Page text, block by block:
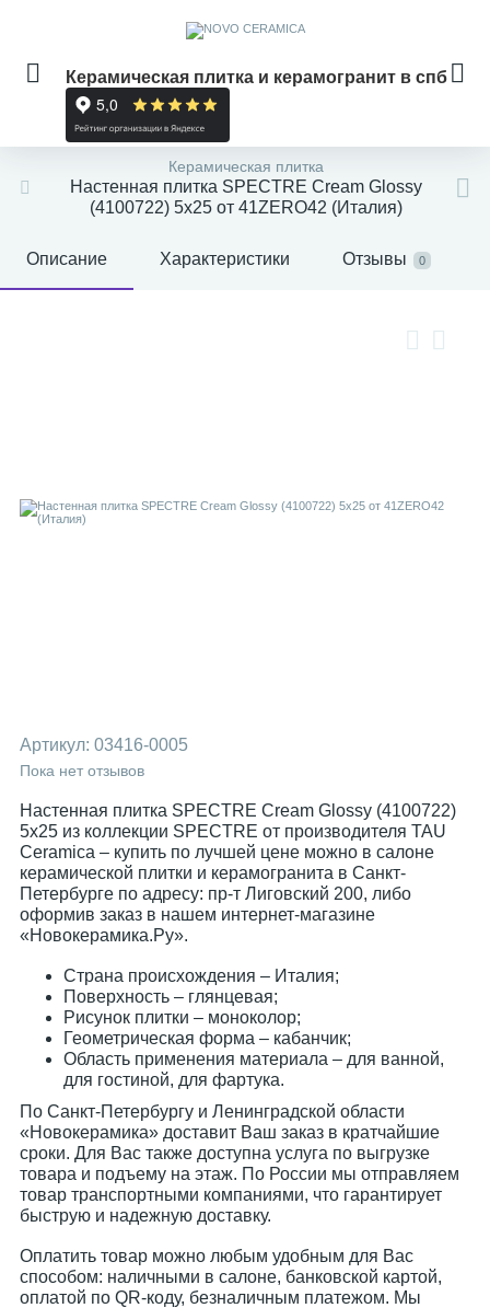
Керамическая плитка и керамогранит в спб
Керамическая плитка
Настенная плитка SPECTRE Cream Glossy
(4100722) 5x25 от 41ZERO42 (Италия)
Описание Характеристики Отзывы 0
Артикул: 03416-0005
Пока нет отзывов
Настенная плитка SPECTRE Cream Glossy (4100722)
5x25 из коллекции SPECTRE от производителя TAU
Ceramica – купить по лучшей цене можно в салоне
керамической плитки и керамогранита в Санкт-
Петербурге по адресу: пр-т Лиговский 200, либо
оформив заказ в нашем интернет-магазине
«Новокерамика.Ру».
Страна происхождения – Италия;
Поверхность – глянцевая;
Рисунок плитки – моноколор;
Геометрическая форма – кабанчик;
Область применения материала – для ванной,
для гостиной, для фартука.
По Санкт-Петербургу и Ленинградской области
«Новокерамика» доставит Ваш заказ в кратчайшие
сроки. Для Вас также доступна услуга по выгрузке
товара и подъему на этаж. По России мы отправляем
товар транспортными компаниями, что гарантирует
быструю и надежную доставку.
Оплатить товар можно любым удобным для Вас
способом: наличными в салоне, банковской картой,
оплатой по QR-коду, безналичным платежом. Мы